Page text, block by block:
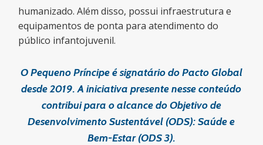
humanizado. Além disso, possui infraestrutura e
equipamentos de ponta para atendimento do
público infantojuvenil.
O Pequeno Príncipe é signatário do Pacto Global
desde 2019. A iniciativa presente nesse conteúdo
contribui para o alcance do Objetivo de
Desenvolvimento Sustentável (ODS): Saúde e
Bem-Estar (ODS 3).